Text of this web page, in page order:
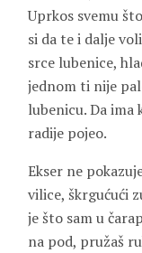
Uprkos svemu
si da te i dalje
srce lubenice,
jednom ti nije
lubenicu. Da ima
radije pojeo.
Ekser ne
vilice, škrgućući
je što sam u
na pod, pružaš